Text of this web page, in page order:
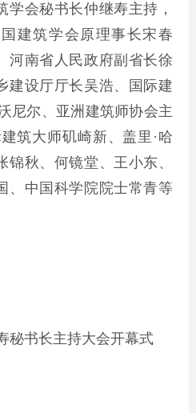
学会秘书长仲继寿主持，
建筑学会原理事长宋春
河南省人民政府副省长徐
建设厅厅长吴浩、国际建
尼尔、亚洲建筑师协会主
筑大师矶崎新、盖里·哈
秋、何镜堂、王小东、
、中国科学院院士常青等
秘书长主持大会开幕式